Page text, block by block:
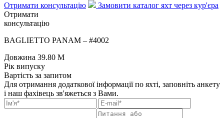
Отримати консультацію
Замовити каталог яхт через кур'єра
Отримати
консультацію
BAGLIETTO PANAM – #4002
Довжина 39.80 M
Рік випуску
Вартість за запитом
Для отримання додаткової інформації по яхті, заповніть анкету
і наш фахівець зв'яжеться з Вами.